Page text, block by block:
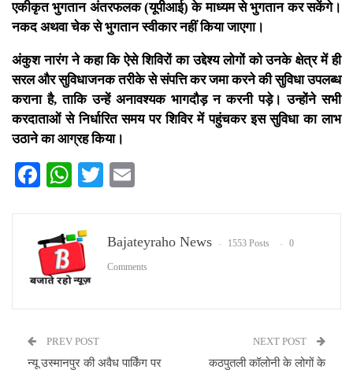
एकीकृत भुगतान अंतरफलक (यूपीआई) के माध्यम से भुगतान कर सकेंगे।
नकद अथवा चेक से भुगतान स्वीकार नहीं किया जाएगा।
अंकुश नारंग ने कहा कि ऐसे शिविरों का उद्देश्य लोगों को उनके क्षेत्र में ही
सरल और सुविधाजनक तरीके से संपत्ति कर जमा करने की सुविधा उपलब्ध
कराना है, ताकि उन्हें अनावश्यक भागदौड़ न करनी पड़े। उन्होंने सभी
करदाताओं से निर्धारित समय पर शिविर में पहुंचकर इस सुविधा का लाभ
उठाने का आग्रह किया।
Facebook
WhatsApp
Twitter
Bajateyraho News 1553 Posts 0
Comments
PREV POST
न्यू उस्मानपुर की अवैध पार्किंग पर
NEXT POST
कठपुतली कॉलोनी के लोगों के